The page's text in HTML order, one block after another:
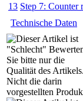
13 Step 7: Counter
Technische Daten